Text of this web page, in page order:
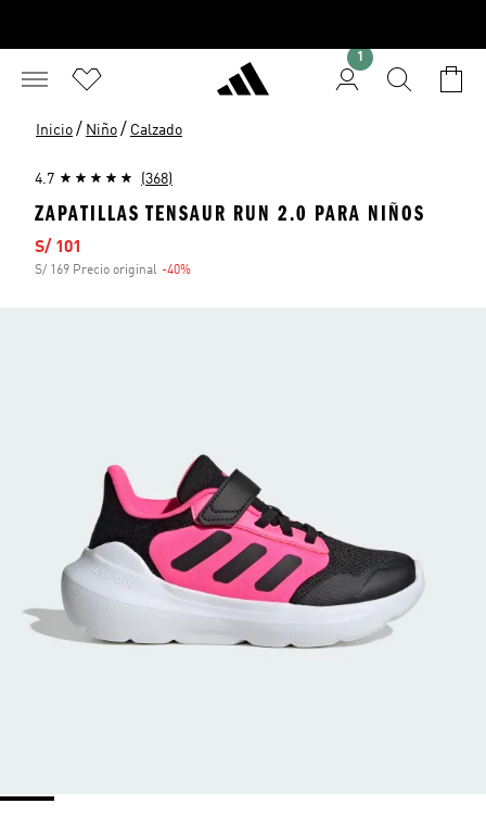
Inicio / Niño / Calzado
4.7 (368)
ZAPATILLAS TENSAUR RUN 2.0 PARA NIÑOS
Precio de venta
S/ 101
S/ 169 Precio original -40%